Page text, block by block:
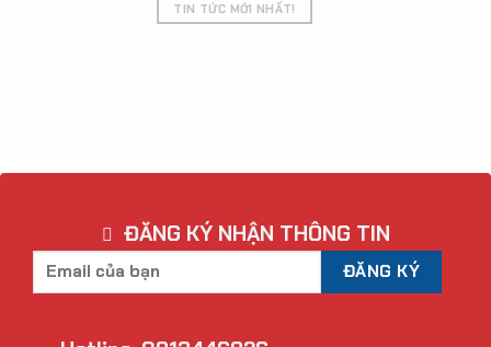
TIN TỨC MỚI NHẤT!
ĐĂNG KÝ NHẬN THÔNG TIN